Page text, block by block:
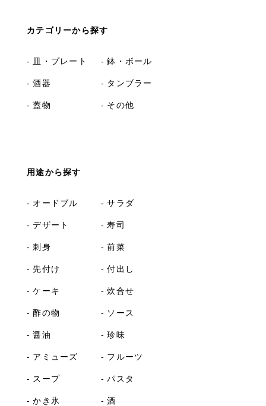
カテゴリーから探す
皿・プレート 鉢・ボール
酒器 タンブラー
蓋物 その他
用途から探す
オードブル サラダ
デザート 寿司
刺身 前菜
先付け 付出し
ケーキ 炊合せ
酢の物 ソース
醤油 珍味
アミューズ フルーツ
スープ パスタ
かき氷 酒